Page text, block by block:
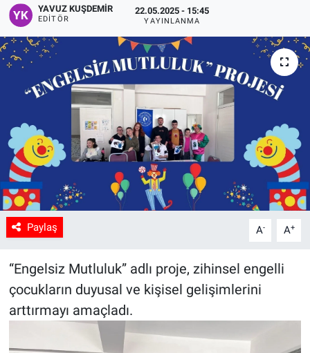
YAVUZ KUŞDEMIR
EDITÖR
22.05.2025 - 15:45
YAYINLANMA
Paylaş A- A+
“Engelsiz Mutluluk” adlı proje, zihinsel engelli
çocukların duyusal ve kişisel gelişimlerini
arttırmayı amaçladı.
Spor
Uşak Haberleri